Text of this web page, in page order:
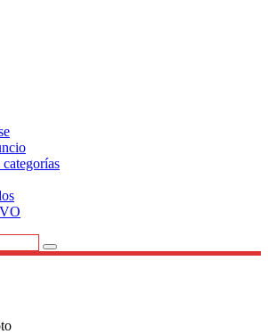
categorías